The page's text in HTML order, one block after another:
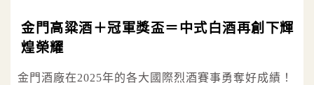
金門高粱酒＋冠軍獎盃＝中式白酒再創下輝
煌榮耀
金門酒廠在2025年的各大國際烈酒賽事勇奪好成績！